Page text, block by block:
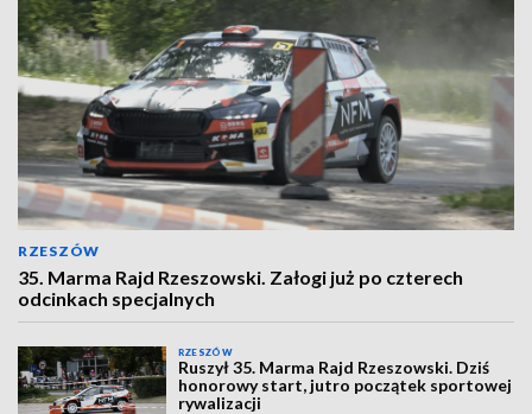
RZESZÓW
35. Marma Rajd Rzeszowski. Załogi już po czterech
odcinkach specjalnych
RZESZÓW
Ruszył 35. Marma Rajd Rzeszowski. Dziś
honorowy start, jutro początek sportowej
rywalizacji